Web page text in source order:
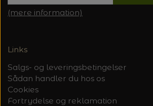
(mere information)
Links
Salgs- og leveringsbetingelser
Sådan handler du hos os
Cookies
Fortrydelse og reklamation